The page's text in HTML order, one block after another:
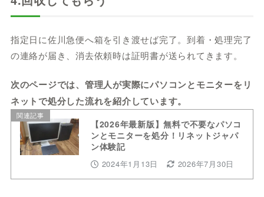
指定日に佐川急便へ箱を引き渡せば完了。到着・処理完了
の連絡が届き、消去依頼時は証明書が送られてきます。
次のページでは、管理人が実際にパソコンとモニターをリ
ネットで処分した流れを紹介しています。
関連記事
【2026年最新版】無料で不要なパソコ
ンとモニターを処分！リネットジャパ
ン体験記
2024年1月13日 2026年7月30日